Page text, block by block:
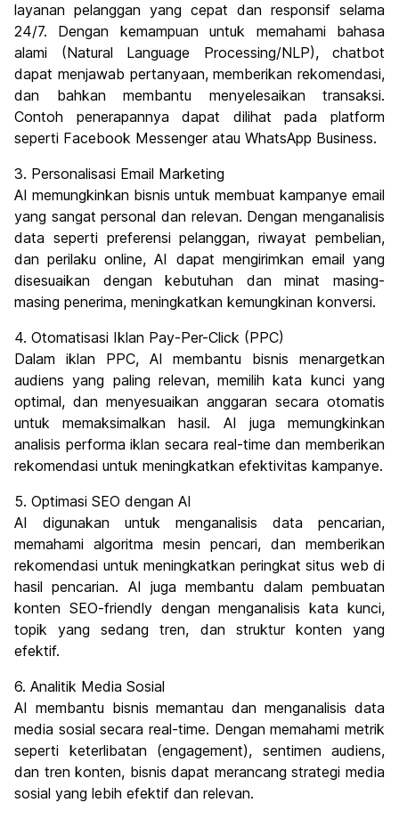
layanan pelanggan yang cepat dan responsif selama
24/7. Dengan kemampuan untuk memahami bahasa
alami (Natural Language Processing/NLP), chatbot
dapat menjawab pertanyaan, memberikan rekomendasi,
dan bahkan membantu menyelesaikan transaksi.
Contoh penerapannya dapat dilihat pada platform
seperti Facebook Messenger atau WhatsApp Business.
3. Personalisasi Email Marketing
AI memungkinkan bisnis untuk membuat kampanye email
yang sangat personal dan relevan. Dengan menganalisis
data seperti preferensi pelanggan, riwayat pembelian,
dan perilaku online, AI dapat mengirimkan email yang
disesuaikan dengan kebutuhan dan minat masing-
masing penerima, meningkatkan kemungkinan konversi.
4. Otomatisasi Iklan Pay-Per-Click (PPC)
Dalam iklan PPC, AI membantu bisnis menargetkan
audiens yang paling relevan, memilih kata kunci yang
optimal, dan menyesuaikan anggaran secara otomatis
untuk memaksimalkan hasil. AI juga memungkinkan
analisis performa iklan secara real-time dan memberikan
rekomendasi untuk meningkatkan efektivitas kampanye.
5. Optimasi SEO dengan AI
AI digunakan untuk menganalisis data pencarian,
memahami algoritma mesin pencari, dan memberikan
rekomendasi untuk meningkatkan peringkat situs web di
hasil pencarian. AI juga membantu dalam pembuatan
konten SEO-friendly dengan menganalisis kata kunci,
topik yang sedang tren, dan struktur konten yang
efektif.
6. Analitik Media Sosial
AI membantu bisnis memantau dan menganalisis data
media sosial secara real-time. Dengan memahami metrik
seperti keterlibatan (engagement), sentimen audiens,
dan tren konten, bisnis dapat merancang strategi media
sosial yang lebih efektif dan relevan.